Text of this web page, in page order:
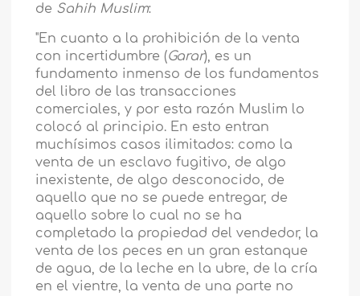
de Sahih Muslim:
"En cuanto a la prohibición de la venta
con incertidumbre (Garar), es un
fundamento inmenso de los fundamentos
del libro de las transacciones
comerciales, y por esta razón Muslim lo
colocó al principio. En esto entran
muchísimos casos ilimitados: como la
venta de un esclavo fugitivo, de algo
inexistente, de algo desconocido, de
aquello que no se puede entregar, de
aquello sobre lo cual no se ha
completado la propiedad del vendedor, la
venta de los peces en un gran estanque
de agua, de la leche en la ubre, de la cría
en el vientre, la venta de una parte no